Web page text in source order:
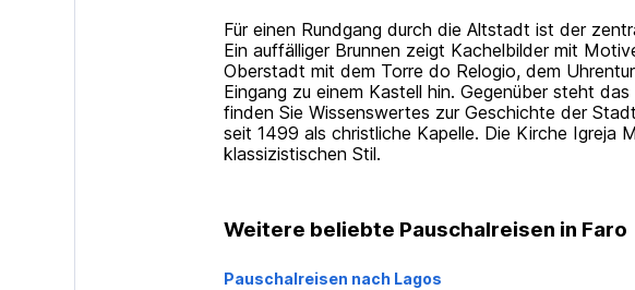
Für einen Rundgang durch die Altstadt ist der
Ein auffälliger Brunnen zeigt Kachelbilder mit
Oberstadt mit dem Torre do Relogio, dem
Eingang zu einem Kastell hin. Gegenüber steht
finden Sie Wissenswertes zur Geschichte der
seit 1499 als christliche Kapelle. Die Kirche Igreja
klassizistischen Stil.
Weitere beliebte Pauschalreisen in Faro
Pauschalreisen nach Lagos